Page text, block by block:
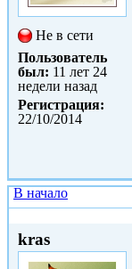
Не в сети
Пользователь
был: 11 лет 24
недели назад
Регистрация:
22/10/2014
В начало
kras